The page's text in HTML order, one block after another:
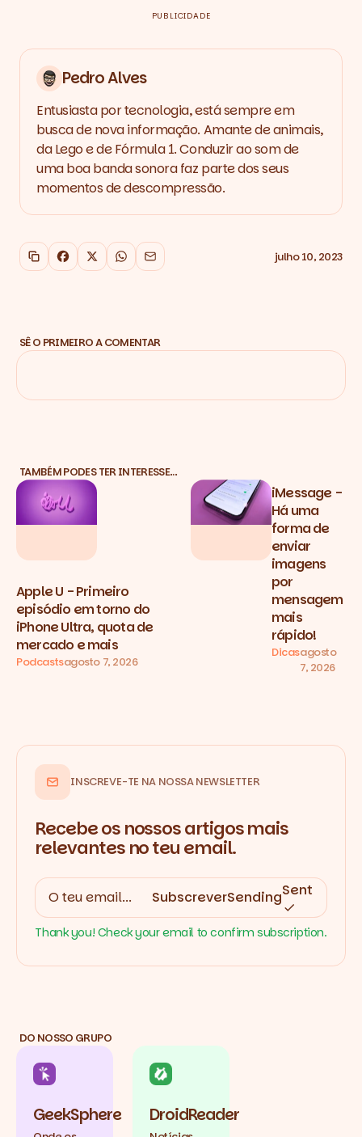
PUBLICIDADE
Pedro Alves
Entusiasta por tecnologia, está sempre em
busca de nova informação. Amante de animais,
da Lego e de Fórmula 1. Conduzir ao som de
uma boa banda sonora faz parte dos seus
momentos de descompressão.
Copiar link
Facebook
X WhatsApp
Email julho 10, 2023
SÊ O PRIMEIRO A COMENTAR
TAMBÉM PODES TER INTERESSE…
Apple U - Primeiro
episódio em torno do
iPhone Ultra, quota de
mercado e mais
Podcastsagosto 7, 2026
iMessage -
Há uma
forma de
enviar
imagens
por
mensagem
mais
rápido!
Dicasagosto
7, 2026
INSCREVE-TE NA NOSSA NEWSLETTER
Recebe os nossos artigos mais
relevantes no teu email.
SubscreverSendingSent
Thank you! Check your email to confirm subscription.
DO NOSSO GRUPO
GeekSphere DroidReader